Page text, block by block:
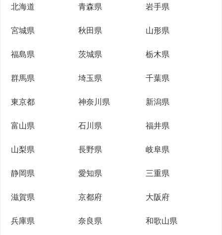
北海道 青森県 岩手県
宮城県 秋田県 山形県
福島県 茨城県 栃木県
群馬県 埼玉県 千葉県
東京都 神奈川県 新潟県
富山県 石川県 福井県
山梨県 長野県 岐阜県
静岡県 愛知県 三重県
滋賀県 京都府 大阪府
兵庫県 奈良県 和歌山県